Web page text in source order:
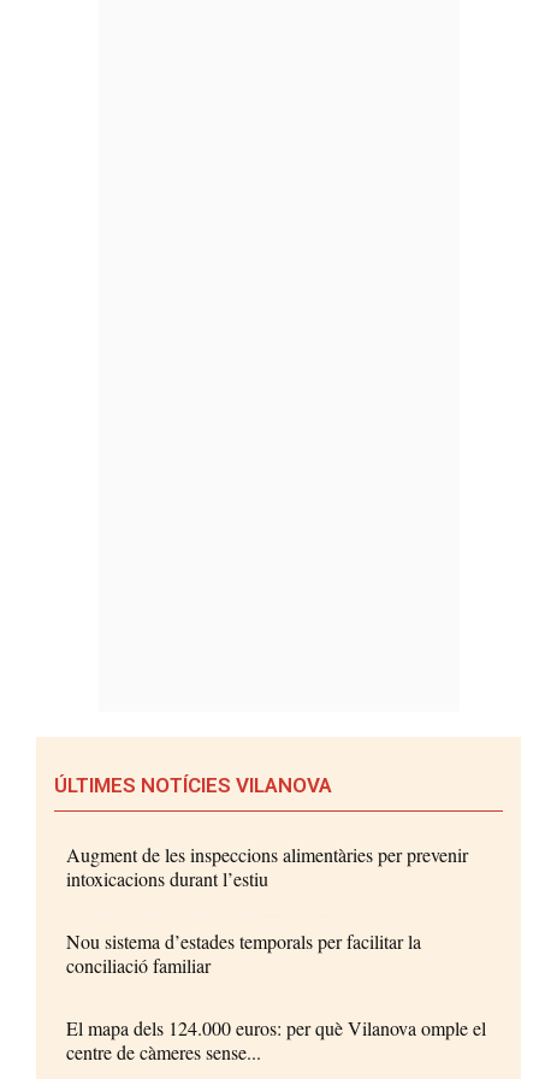
ÚLTIMES NOTÍCIES VILANOVA
Augment de les inspeccions alimentàries per prevenir
intoxicacions durant l’estiu
Nou sistema d’estades temporals per facilitar la
conciliació familiar
El mapa dels 124.000 euros: per què Vilanova omple el
centre de càmeres sense...